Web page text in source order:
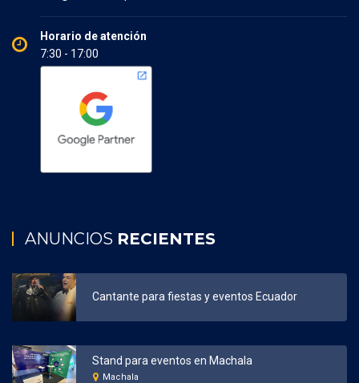
Horario de atención
7:30 - 17:00
ANUNCIOS RECIENTES
Cantante para fiestas y eventos Ecuador
Stand para eventos en Machala
Machala